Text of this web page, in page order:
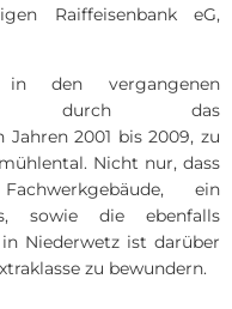
Raiffeisenbank eG,
in den vergangenen
durch das
2001 bis 2009, zu
Nicht nur, dass
ein
sowie die ebenfalls
Niederwetz ist darüber
zu bewundern.